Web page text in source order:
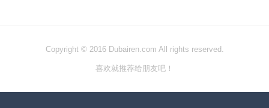
Copyright © 2016 Dubairen.com All rights reserved.
喜欢就推荐给朋友吧！